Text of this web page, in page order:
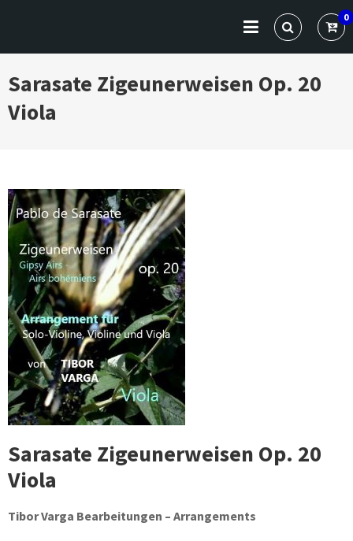
content
0
Sarasate Zigeunerweisen Op. 20
Viola
Sarasate Zigeunerweisen Op. 20
Viola
Tibor Varga Bearbeitungen – Arrangements